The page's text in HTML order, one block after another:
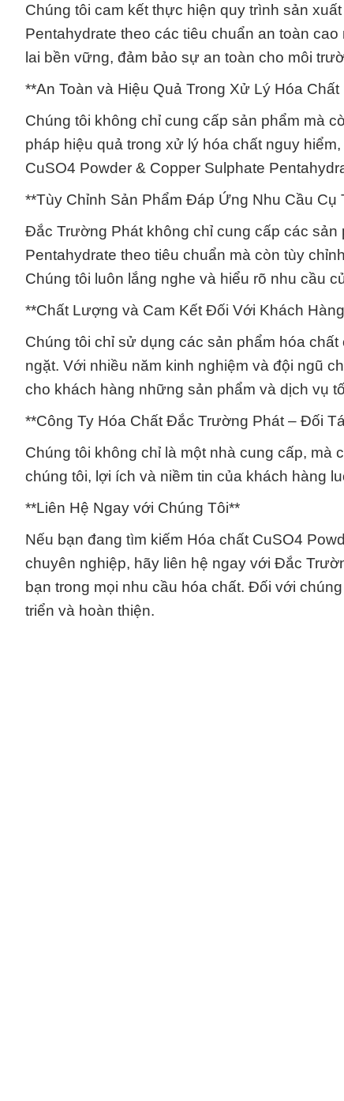
Chúng tôi cam kết thực hiện quy trình sản
Pentahydrate theo các tiêu chuẩn an toàn
lai bền vững, đảm bảo sự an toàn cho môi
**An Toàn và Hiệu Quả Trong Xử Lý Hóa Chất
Chúng tôi không chỉ cung cấp sản phẩm mà
pháp hiệu quả trong xử lý hóa chất nguy
CuSO4 Powder & Copper Sulphate
**Tùy Chỉnh Sản Phẩm Đáp Ứng Nhu Cầu Cụ
Đắc Trường Phát không chỉ cung cấp các
Pentahydrate theo tiêu chuẩn mà còn tùy
Chúng tôi luôn lắng nghe và hiểu rõ nhu cầu
**Chất Lượng và Cam Kết Đối Với Khách
Chúng tôi chỉ sử dụng các sản phẩm hóa
ngặt. Với nhiều năm kinh nghiệm và đội ngũ
cho khách hàng những sản phẩm và dịch vụ
**Công Ty Hóa Chất Đắc Trường Phát – Đối
Chúng tôi không chỉ là một nhà cung cấp,
chúng tôi, lợi ích và niềm tin của khách hàng
**Liên Hệ Ngay với Chúng Tôi**
Nếu bạn đang tìm kiếm Hóa chất CuSO4
chuyên nghiệp, hãy liên hệ ngay với Đắc
bạn trong mọi nhu cầu hóa chất. Đối với
triển và hoàn thiện.